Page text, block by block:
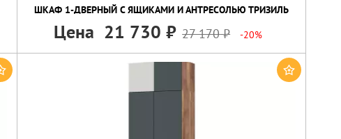
ШКАФ 1-ДВЕРНЫЙ С ЯЩИКАМИ И АНТРЕСОЛЬЮ ТРИЗИЛЬ
Цена 21 730 27 170 -20%